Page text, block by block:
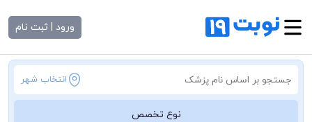
ورود | ثبت نام
انتخاب شهر
نوع تخصص